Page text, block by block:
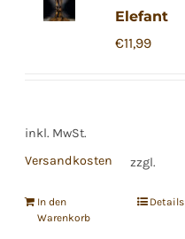
Elefant
€11,99
inkl. MwSt.
zzgl.
Versandkosten
In den
Warenkorb
Details